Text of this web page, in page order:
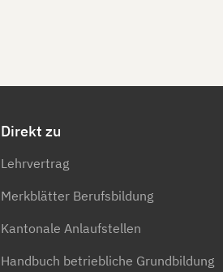
Direkt zu
Lehrvertrag
Merkblätter Berufsbildung
Kantonale Anlaufstellen
Handbuch betriebliche Grundbildung